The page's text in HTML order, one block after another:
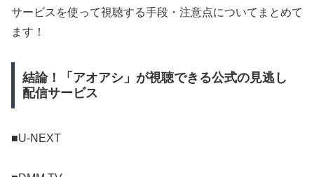
サービスを使って視聴する手段・注意点についてまとめて
ます！
結論！「アオアシ」が視聴できる公式の見逃し
配信サービス
■U-NEXT